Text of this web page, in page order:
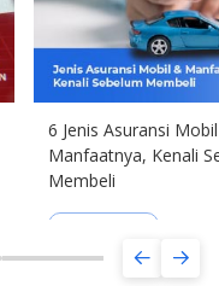
6 Jenis Asuransi
Manfaatnya, Kenali
Membeli